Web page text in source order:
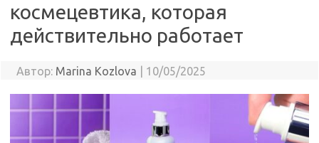
космецевтика, которая
действительно работает
Автор: Marina Kozlova 10/05/2025